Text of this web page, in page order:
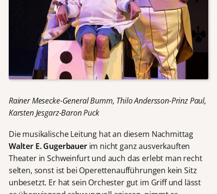
Rainer Mesecke-General Bumm, Thilo Andersson-Prinz Paul,
Karsten Jesgarz-Baron Puck
Die musikalische Leitung hat an diesem Nachmittag
Walter E. Gugerbauerim nicht ganz ausverkauften
Theater in Schweinfurt und auch das erlebt man recht
selten, sonst ist bei Operettenaufführungen kein Sitz
unbesetzt. Er hat sein Orchester gut im Griff und lässt